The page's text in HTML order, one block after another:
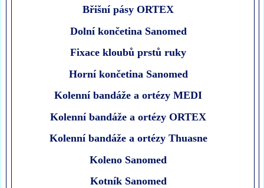
Břišní pásy ORTEX
Dolní končetina Sanomed
Fixace kloubů prstů ruky
Horní končetina Sanomed
Kolenní bandáže a ortézy MEDI
Kolenní bandáže a ortézy ORTEX
Kolenní bandáže a ortézy Thuasne
Koleno Sanomed
Kotník Sanomed